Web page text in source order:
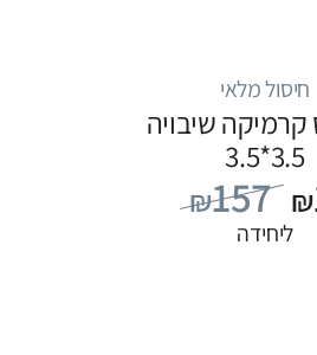
חיסול מלאי
שיבויה
3.5*3.5
₪157 ₪
ליחידה